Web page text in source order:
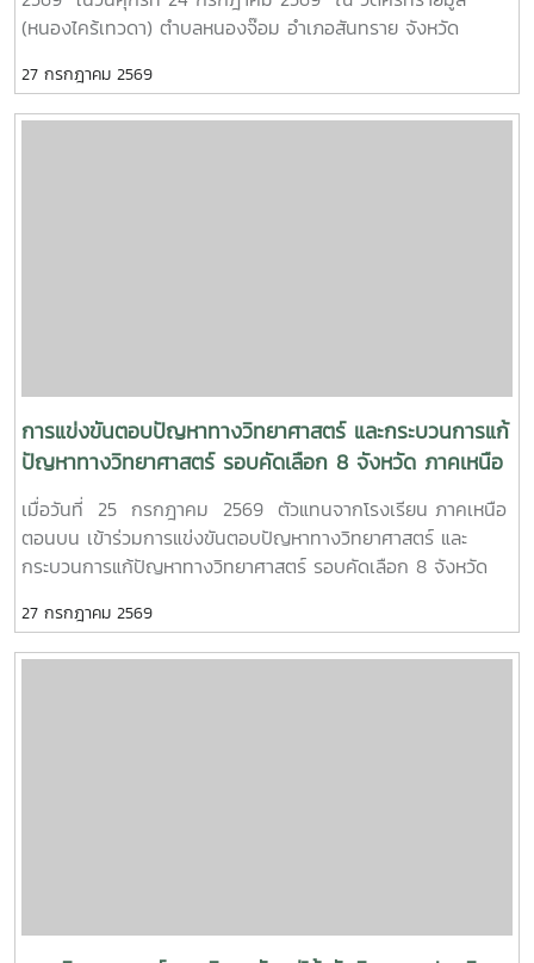
https://drive.google.com/drive/folders/
(หนองไคร้เทวดา) ตำบลหนองจ๊อม อำเภอสันทราย จังหวัด
27 กรกฎาคม 2569
การแข่งขันตอบปัญหาทางวิทยาศาสตร์ และกระบวนการแก้
ปัญหาทางวิทยาศาสตร์ รอบคัดเลือก 8 จังหวัด ภาคเหนือ
ตอนบน
เมื่อวันที่ 25 กรกฎาคม 2569 ตัวแทนจากโรงเรียน ภาคเหนือ
ตอนบน เข้าร่วมการแข่งขันตอบปัญหาทางวิทยาศาสตร์ และ
กระบวนการแก้ปัญหาทางวิทยาศาสตร์ รอบคัดเลือก 8 จังหวัด
แห่งชาติ และสัปดาห์วิทยาศาสตร์ แห่งชาติ ประจำปี 2569 เพื่อเข้า
สู่รอบชิงชนะเลิศ ต่อไป
27 กรกฎาคม 2569